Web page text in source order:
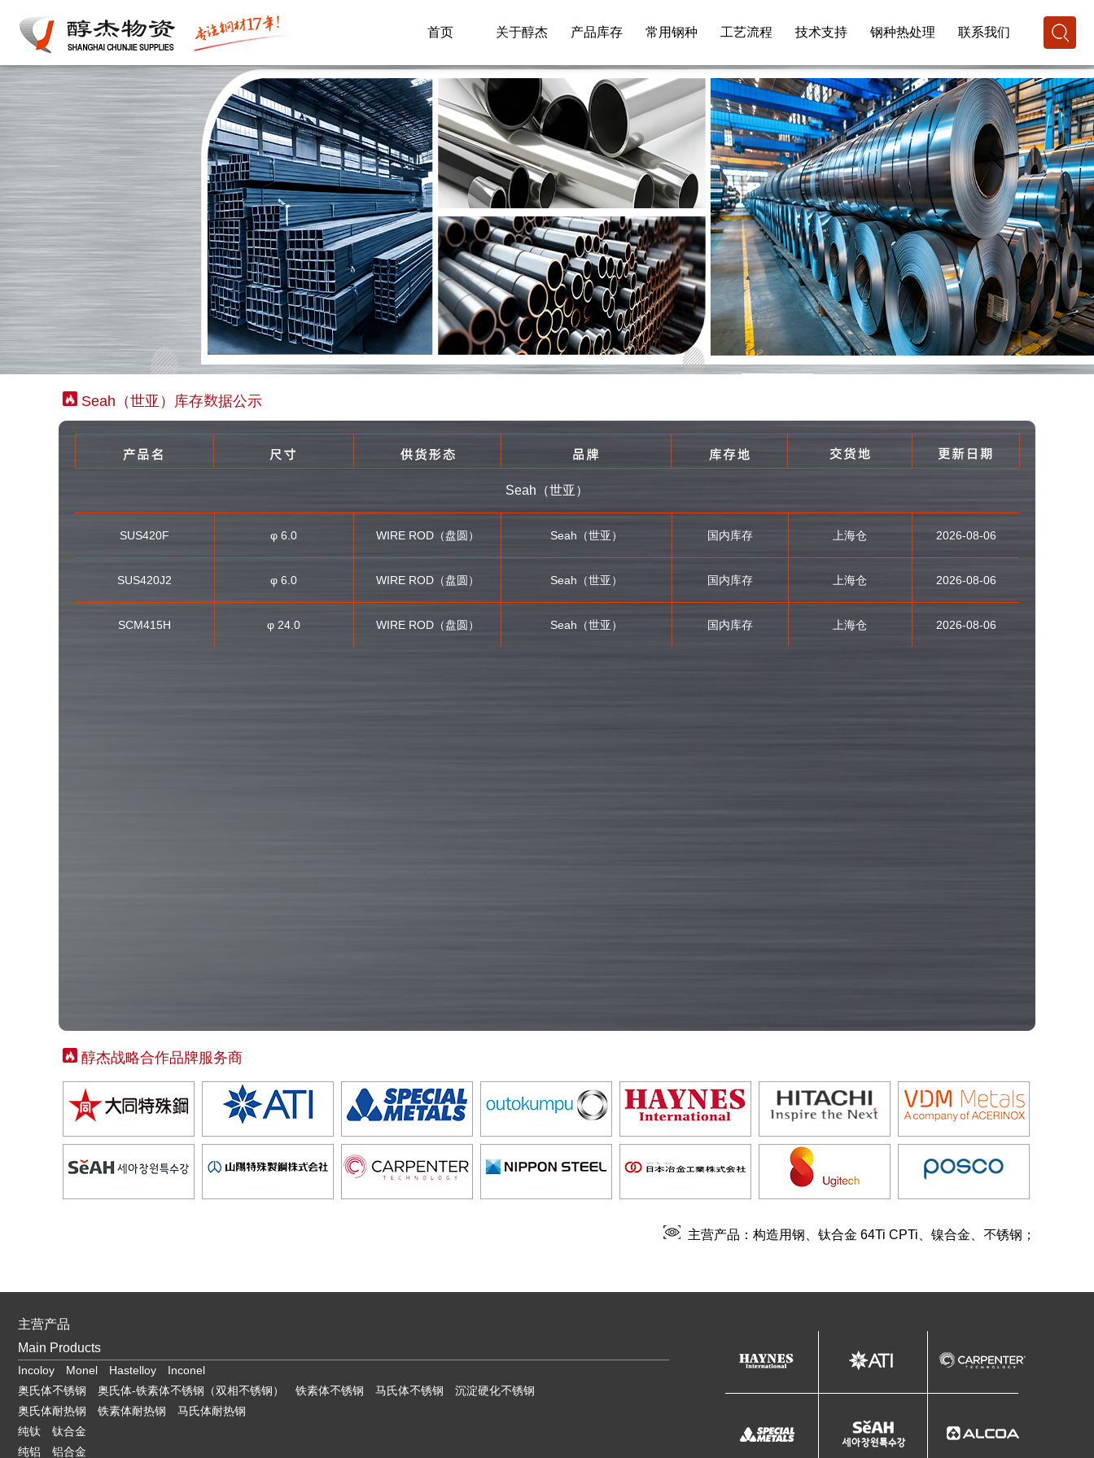
首页 关于醇杰 产品库存 常用钢种 工艺流程 技术支持 钢种热处理 联系我们
Seah（世亚）库存数据公示
Seah（世亚）
SUS420F φ 6.0 WIRE ROD（盘圆） Seah（世亚） 国内库存 上海仓 2026-08-06
SUS420J2 φ 6.0 WIRE ROD（盘圆） Seah（世亚） 国内库存 上海仓 2026-08-06
SCM415H φ 24.0 WIRE ROD（盘圆） Seah（世亚） 国内库存 上海仓 2026-08-06
醇杰战略合作品牌服务商
主营产品：构造用钢、钛合金 64Ti CPTi、镍合金、不锈钢；
主营产品
Main Products
Incoloy Monel Hastelloy
Inconel
奥氏体不锈钢
奥氏体-铁素体不锈钢（双相不锈钢） 铁素体不锈钢 马氏体不锈钢
沉淀硬化不锈钢
奥氏体耐热钢
铁素体耐热钢
马氏体耐热钢
纯钛
钛合金
纯铝
铝合金